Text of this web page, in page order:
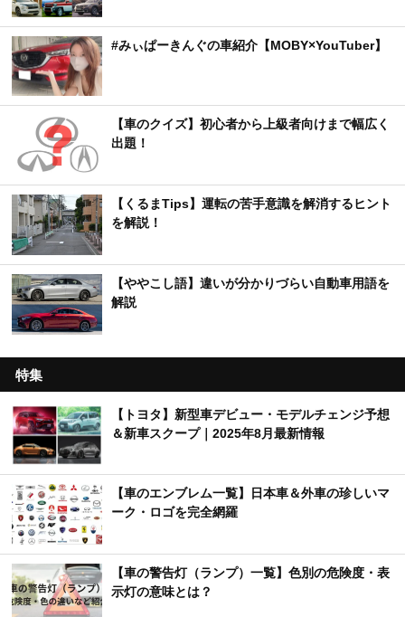
#みぃぱーきんぐの車紹介【MOBY×YouTuber】
【車のクイズ】初心者から上級者向けまで幅広く
出題！
【くるまTips】運転の苦手意識を解消するヒント
を解説！
【ややこし語】違いが分かりづらい自動車用語を
解説
特集
【トヨタ】新型車デビュー・モデルチェンジ予想
＆新車スクープ｜2025年8月最新情報
【車のエンブレム一覧】日本車＆外車の珍しいマ
ーク・ロゴを完全網羅
【車の警告灯（ランプ）一覧】色別の危険度・表
示灯の意味とは？